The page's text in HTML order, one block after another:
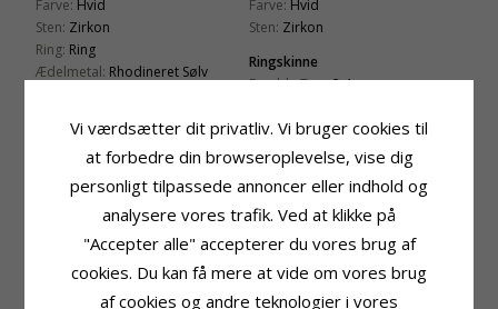
Farve: Hvid
Sten: Zirkon
Ring: Ring
Ædelmetal: Rhodineret Sølv
Farve: Hvid
Sten: Zirkon
Ringskinne
Bredde Top:3,4 mm
Tykkelse Top:1,5 mm
Tykkelse Bund:
0,5 mm
Fatning
6,0 mm
Leveringstid
Str. På Lager: 2-3 Hverdage
KUNDER DER HAR KØBT DENNE HAR
Vi værdsætter dit privatliv. Vi bruger cookies til
at forbedre din browseroplevelse, vise dig
personligt tilpassede annoncer eller indhold og
analysere vores trafik. Ved at klikke på
"Accepter alle" accepterer du vores brug af
cookies. Du kan få mere at vide om vores brug
af cookies og andre teknologier i vores